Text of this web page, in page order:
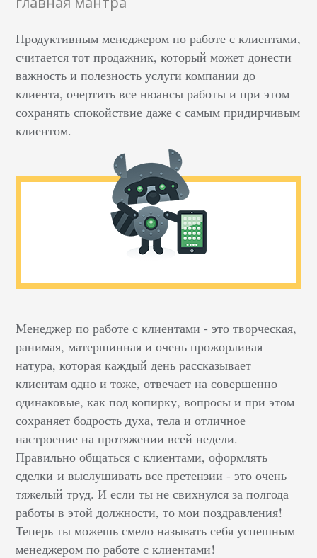
Продуктивным менеджером по работе с клиентами,
считается тот продажник, который может донести
важность и полезность услуги компании до
клиента, очертить все нюансы работы и при этом
сохранять спокойствие даже с самым придирчивым
клиентом.
Менеджер по работе с клиентами - это творческая,
ранимая, матершинная и очень прожорливая
натура, которая каждый день рассказывает
клиентам одно и тоже, отвечает на совершенно
одинаковые, как под копирку, вопросы и при этом
сохраняет бодрость духа, тела и отличное
настроение на протяжении всей недели.
Правильно общаться с клиентами, оформлять
сделки и выслушивать все претензии - это очень
тяжелый труд. И если ты не свихнулся за полгода
работы в этой должности, то мои поздравления!
Теперь ты можешь смело называть себя успешным
менеджером по работе с клиентами!